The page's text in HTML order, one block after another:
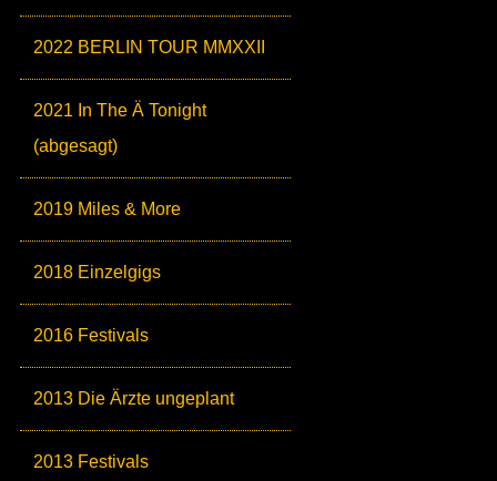
2022 BERLIN TOUR MMXXII
2021 In The Ä Tonight
(abgesagt)
2019 Miles & More
2018 Einzelgigs
2016 Festivals
2013 Die Ärzte ungeplant
2013 Festivals